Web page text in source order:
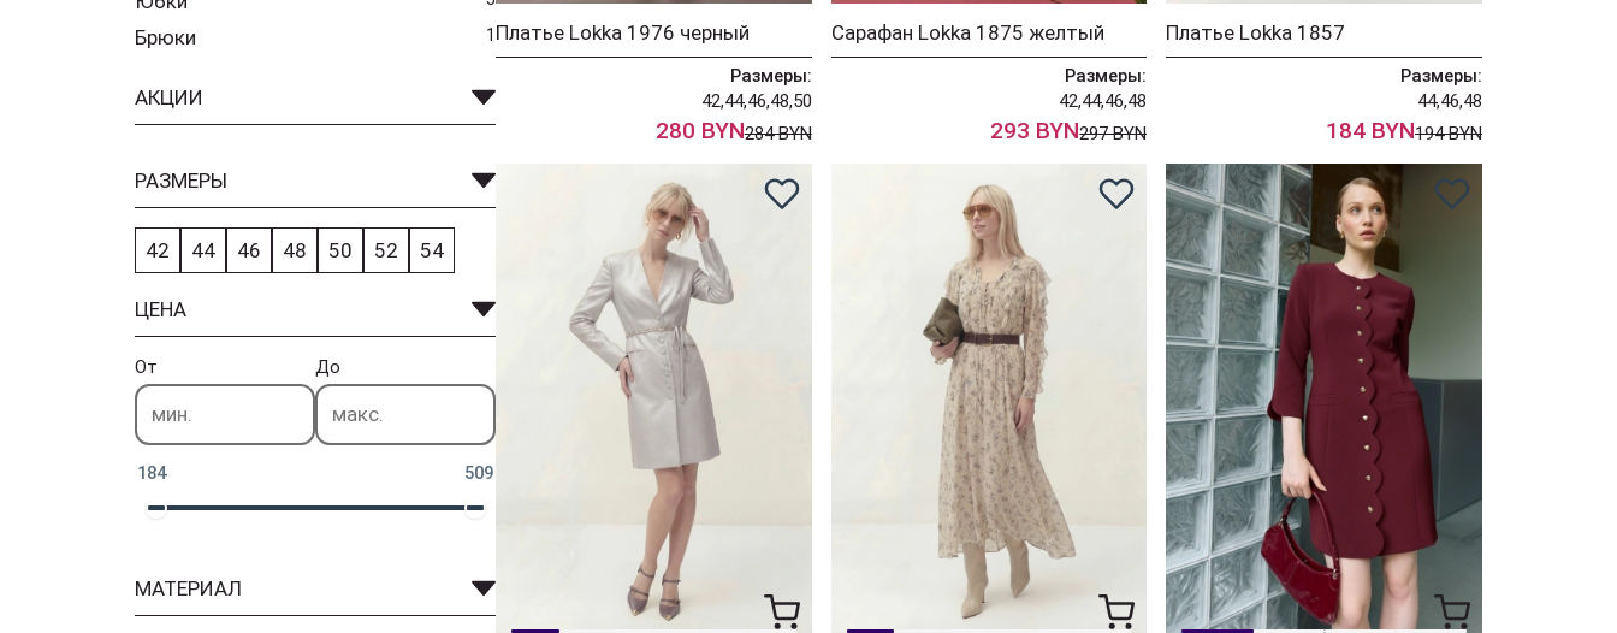
Брюки 1
АКЦИИ
РАЗМЕРЫ
42 44 46 48 50 52 54
ЦЕНА
От До
184 509
МАТЕРИАЛ
Платье Lokka 1976 черный
Размеры:
42,44,46,48,50
280 BYN284 BYN
Сарафан Lokka 1875 желтый
Размеры:
42,44,46,48
293 BYN297 BYN
Платье Lokka 1857
Размеры:
44,46,48
184 BYN194 BYN